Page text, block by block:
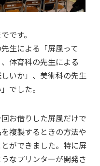
です。
生による「屏風って
体育科の先生による
いか」、美術科の先生
でした。
お借りした屏風だけで
複製するときの方法や
ができました。特に屏
なプリンターが開発さ